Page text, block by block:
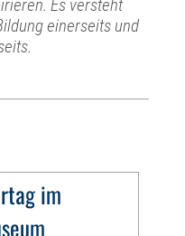
Es versteht
einerseits und
im